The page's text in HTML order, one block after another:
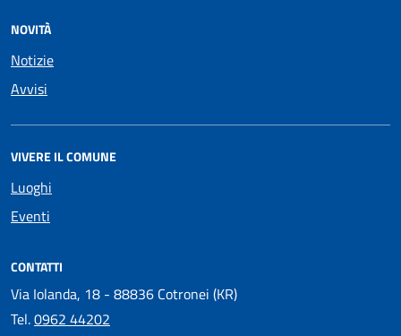
NOVITÀ
Notizie
Avvisi
VIVERE IL COMUNE
Luoghi
Eventi
CONTATTI
Via Iolanda, 18 - 88836 Cotronei (KR)
Tel.0962 44202